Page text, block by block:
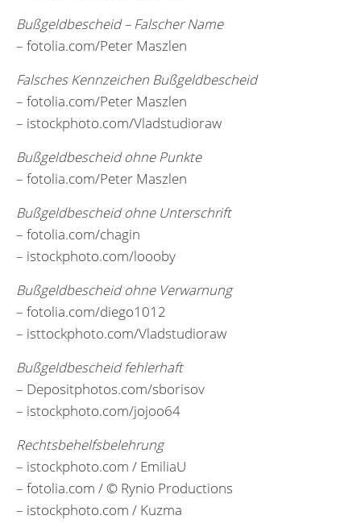
Bußgeldbescheid – Falscher Name
– fotolia.com/Peter Maszlen
Falsches Kennzeichen Bußgeldbescheid
– fotolia.com/Peter Maszlen
– istockphoto.com/Vladstudioraw
Bußgeldbescheid ohne Punkte
– fotolia.com/Peter Maszlen
Bußgeldbescheid ohne Unterschrift
– fotolia.com/chagin
– istockphoto.com/loooby
Bußgeldbescheid ohne Verwarnung
– fotolia.com/diego1012
– isttockphoto.com/Vladstudioraw
Bußgeldbescheid fehlerhaft
– Depositphotos.com/sborisov
– istockphoto.com/jojoo64
Rechtsbehelfsbelehrung
– istockphoto.com / EmiliaU
– fotolia.com / © Rynio Productions
– istockphoto.com / Kuzma